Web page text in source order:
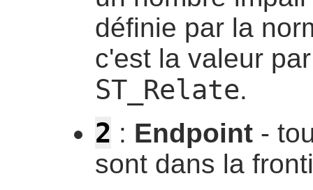
définie par la
c'est la valeur
ST_Relate.
2 : Endpoint -
sont dans la